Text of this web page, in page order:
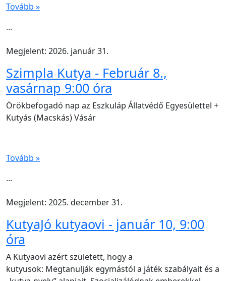
Tovább »
...
Megjelent: 2026. január 31.
Szimpla Kutya - Február 8.,
vasárnap 9:00 óra
Örökbefogadó nap az Eszkuláp Állatvédő Egyesülettel +
Kutyás (Macskás) Vásár
Tovább »
...
Megjelent: 2025. december 31.
KutyaJó kutyaovi - január 10, 9:00
óra
A Kutyaovi azért született, hogy a
kutyusok: Megtanulják egymástól a játék szabályait és a